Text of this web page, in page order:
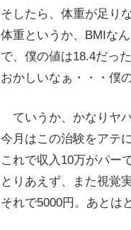
そしたら、体重が足り
体重というか、BMIな
で、僕の値は18.4だっ
おかしいなぁ・・・僕
ていうか、かなりヤバ
今月はこの治験をアテ
これで収入10万がパー
とりあえず、また視覚
それで5000円。あとは